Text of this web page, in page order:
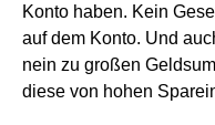
Konto haben. Kein
auf dem Konto. Und
nein zu großen
diese von hohen